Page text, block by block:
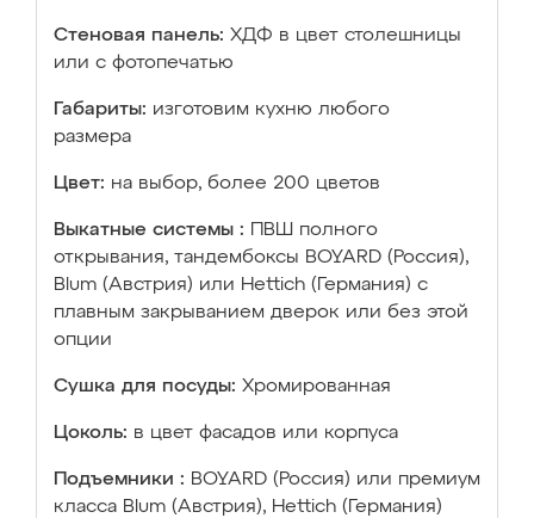
Стеновая панель: ХДФ в цвет столешницы
или с фотопечатью
Габариты: изготовим кухню любого
размера
Цвет: на выбор, более 200 цветов
Выкатные системы :
ПВШ полного
открывания, тандембоксы BOYARD (Россия),
Blum (Австрия) или Hettich (Германия) с
плавным закрыванием дверок или без этой
опции
Сушка для посуды: Хромированная
Цоколь: в цвет фасадов или корпуса
Подъемники : BOYARD (Россия) или премиум
класса Blum (Австрия), Hettich (Германия)